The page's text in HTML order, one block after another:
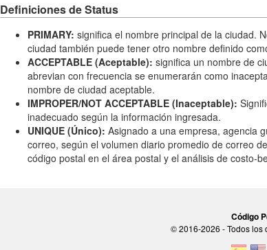
Definiciones de Status
PRIMARY: significa el nombre principal de la ciudad.
ciudad también puede tener otro nombre definido
ACCEPTABLE (Aceptable): significa un nombre de
abrevian con frecuencia se enumerarán como
nombre de ciudad aceptable.
IMPROPER/NOT ACCEPTABLE (Inaceptable):
inadecuado según la información ingresada.
UNIQUE (Único): Asignado a una empresa, agencia
correo, según el volumen diario promedio de correo
código postal en el área postal y el análisis de costo-
Código
© 2016-2026 - Todos los